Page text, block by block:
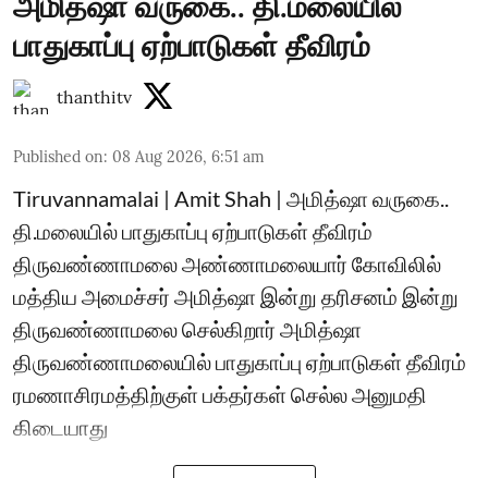
பாதுகாப்பு ஏற்பாடுகள் தீவிரம்
thanthitv
Published on: 08 Aug 2026, 6:51 am
Tiruvannamalai | Amit Shah | அமித்ஷா வருகை..
தி.மலையில் பாதுகாப்பு ஏற்பாடுகள் தீவிரம்
திருவண்ணாமலை அண்ணாமலையார் கோவிலில்
மத்திய அமைச்சர் அமித்ஷா இன்று தரிசனம் இன்று
திருவண்ணாமலை செல்கிறார் அமித்ஷா
திருவண்ணாமலையில் பாதுகாப்பு ஏற்பாடுகள் தீவிரம்
ரமணாசிரமத்திற்குள் பக்தர்கள் செல்ல அனுமதி
கிடையாது